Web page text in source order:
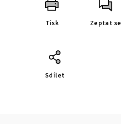
Tisk Zeptat se
Sdílet